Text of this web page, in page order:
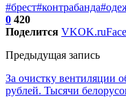
#брест#контрабанда
0 420
Поделится VKOK.ru
Предыдущая запись
За очистку вентиляции
рублей. Тысячи